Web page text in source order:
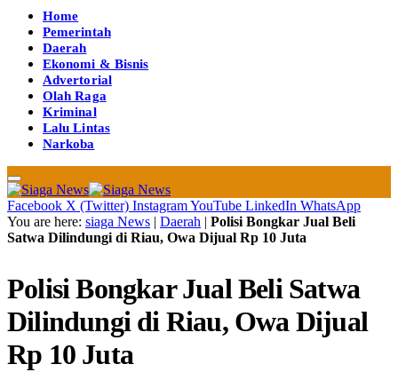
Home
Pemerintah
Daerah
Ekonomi & Bisnis
Advertorial
Olah Raga
Kriminal
Lalu Lintas
Narkoba
Facebook X (Twitter) InstagramYouTube LinkedIn WhatsApp
You are here: siaga News | Daerah | Polisi Bongkar Jual Beli
Satwa Dilindungi di Riau, Owa Dijual Rp 10 Juta
Polisi Bongkar Jual Beli Satwa
Dilindungi di Riau, Owa Dijual
Rp 10 Juta